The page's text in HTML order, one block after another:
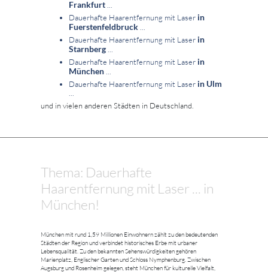
Frankfurt
Dauerhafte Haarentfernung mit Laser in
Fuerstenfeldbruck
Dauerhafte Haarentfernung mit Laser in
Starnberg
Dauerhafte Haarentfernung mit Laser in
München
Dauerhafte Haarentfernung mit Laser in Ulm
und in vielen anderen Städten in Deutschland.
Thema: Dauerhafte
Haarentfernung mit Laser ... in
München!
München mit rund 1,59 Millionen Einwohnern zählt zu den bedeutenden
Städten der Region und verbindet historisches Erbe mit urbaner
Lebensqualität. Zu den bekannten Sehenswürdigkeiten gehören
Marienplatz, Englischer Garten und Schloss Nymphenburg. Zwischen
Augsburg und Rosenheim gelegen, steht München für kulturelle Vielfalt,